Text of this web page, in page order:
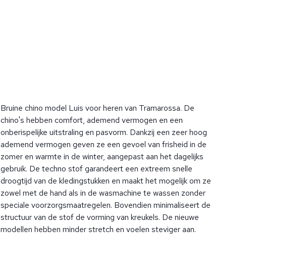
Bruine chino model Luis voor heren van Tramarossa. De
chino's hebben comfort, ademend vermogen en een
onberispelijke uitstraling en pasvorm. Dankzij een zeer hoog
ademend vermogen geven ze een gevoel van frisheid in de
zomer en warmte in de winter, aangepast aan het dagelijks
gebruik. De techno stof garandeert een extreem snelle
droogtijd van de kledingstukken en maakt het mogelijk om ze
zowel met de hand als in de wasmachine te wassen zonder
speciale voorzorgsmaatregelen. Bovendien minimaliseert de
structuur van de stof de vorming van kreukels. De nieuwe
modellen hebben minder stretch en voelen steviger aan.